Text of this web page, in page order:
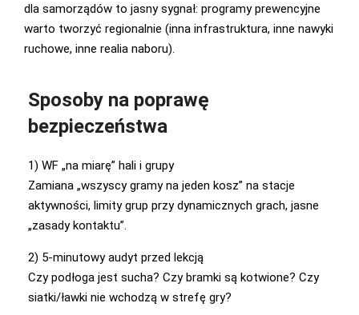
dla samorządów to jasny sygnał: programy prewencyjne
warto tworzyć regionalnie (inna infrastruktura, inne nawyki
ruchowe, inne realia naboru).
Sposoby na poprawę
bezpieczeństwa
1) WF „na miarę” hali i grupy
Zamiana „wszyscy gramy na jeden kosz” na stacje
aktywności, limity grup przy dynamicznych grach, jasne
„zasady kontaktu”.
2) 5-minutowy audyt przed lekcją
Czy podłoga jest sucha? Czy bramki są kotwione? Czy
siatki/ławki nie wchodzą w strefę gry?